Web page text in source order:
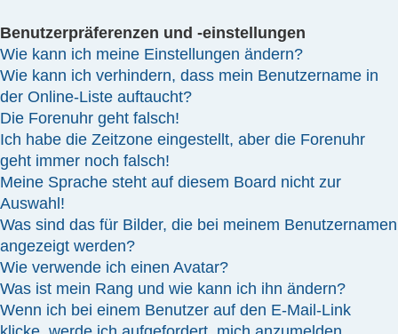
Benutzerpräferenzen und -einstellungen
Wie kann ich meine Einstellungen ändern?
Wie kann ich verhindern, dass mein Benutzername in
der Online-Liste auftaucht?
Die Forenuhr geht falsch!
Ich habe die Zeitzone eingestellt, aber die Forenuhr
geht immer noch falsch!
Meine Sprache steht auf diesem Board nicht zur
Auswahl!
Was sind das für Bilder, die bei meinem Benutzernamen
angezeigt werden?
Wie verwende ich einen Avatar?
Was ist mein Rang und wie kann ich ihn ändern?
Wenn ich bei einem Benutzer auf den E-Mail-Link